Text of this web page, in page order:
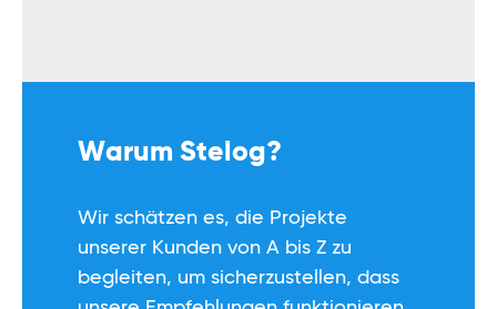
Warum Stelog?
Wir schätzen es, die Projekte
unserer Kunden von A bis Z zu
begleiten, um sicherzustellen, dass